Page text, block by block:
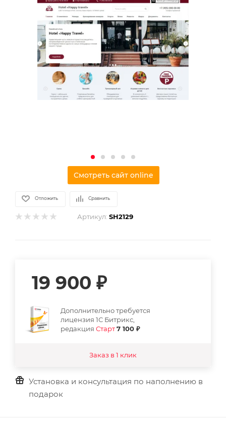
Смотреть сайт online
Отложить Сравнить
Артикул: SH2129
19 900 ₽
Дополнительно требуется
лицензия 1С Битрикс,
редакция Старт7 100 ₽
Заказ в 1 клик
Установка и консультация по наполнению в
подарок